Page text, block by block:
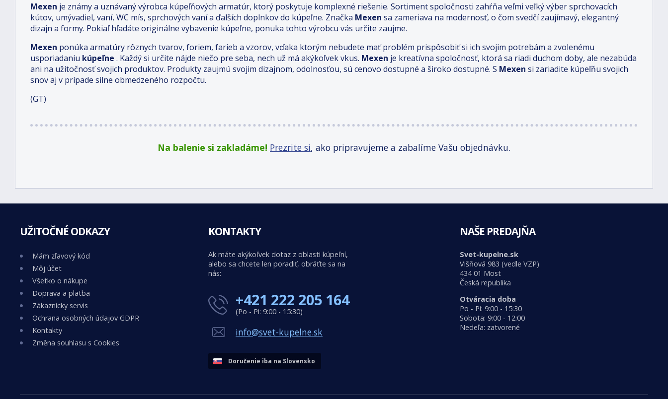
Mexen je známy a uznávaný výrobca kúpeľňových armatúr, ktorý poskytuje komplexné riešenie. Sortiment spoločnosti zahŕňa veľmi veľký výber sprchovacích
kútov, umývadiel, vaní, WC mís, sprchových vaní a ďalších doplnkov do kúpeľne. Značka Mexen sa zameriava na modernosť, o čom svedčí zaujímavý, elegantný
dizajn a formy. Pokiaľ hľadáte originálne vybavenie kúpeľne, ponuka tohto výrobcu vás určite zaujme.
Mexen ponúka armatúry rôznych tvarov, foriem, farieb a vzorov, vďaka ktorým nebudete mať problém prispôsobiť si ich svojim potrebám a zvolenému
usporiadaniu kúpeľne . Každý si určite nájde niečo pre seba, nech už má akýkoľvek vkus. Mexen je kreatívna spoločnosť, ktorá sa riadi duchom doby, ale nezabúda
ani na užitočnosť svojich produktov. Produkty zaujmú svojim dizajnom, odolnosťou, sú cenovo dostupné a široko dostupné. S Mexen si zariadite kúpeľňu svojich
snov aj v prípade silne obmedzeného rozpočtu.
(GT)
Na balenie si zakladáme! Prezrite si, ako pripravujeme a zabalíme Vašu objednávku.
UŽITOČNÉ ODKAZY
Mám zľavový kód
Môj účet
Všetko o nákupe
Doprava a platba
Zákaznícky servis
Ochrana osobných údajov GDPR
Kontakty
Změna souhlasu s Cookies
KONTAKTY
Ak máte akýkoľvek dotaz z oblasti kúpeľní,
alebo sa chcete len poradiť, obráťte sa na
nás:
+421 222 205 164
(Po - Pi: 9:00 - 15:30)
info@svet-kupelne.sk
Doručenie iba na Slovensko
NAŠE PREDAJŇA
Svet-kupelne.sk
Višňová 983 (vedle VZP)
434 01 Most
Česká republika
Otváracia doba
Po - Pi: 9:00 - 15:30
Sobota: 9:00 - 12:00
Nedeľa: zatvorené